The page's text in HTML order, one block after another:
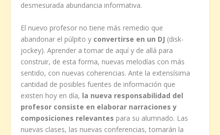
desmesurada abundancia informativa.
El nuevo profesor no tiene más remedio que
abandonar el púlpito y convertirse en un DJ (disk-
jockey). Aprender a tomar de aquí y de allá para
construir, de esta forma, nuevas melodías con más
sentido, con nuevas coherencias. Ante la extensísima
cantidad de posibles fuentes de información que
existen hoy en día, la nueva responsabilidad del
profesor consiste en elaborar narraciones y
composiciones relevantes para su alumnado. Las
nuevas clases, las nuevas conferencias, tomarán la